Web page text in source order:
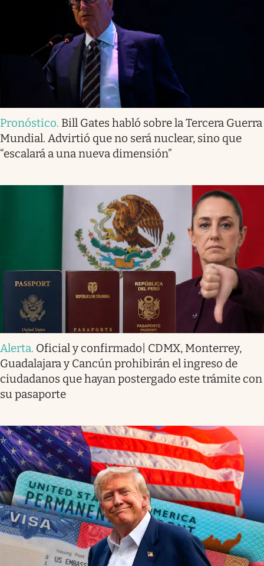
Pronóstico. Bill Gates habló sobre la Tercera Guerra
Mundial. Advirtió que no será nuclear, sino que
“escalará a una nueva dimensión”
Alerta. Oficial y confirmado| CDMX, Monterrey,
Guadalajara y Cancún prohibirán el ingreso de
ciudadanos que hayan postergado este trámite con
su pasaporte